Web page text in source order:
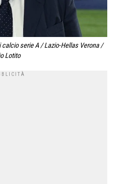
serie A / Lazio-Hellas Verona /
Lotito